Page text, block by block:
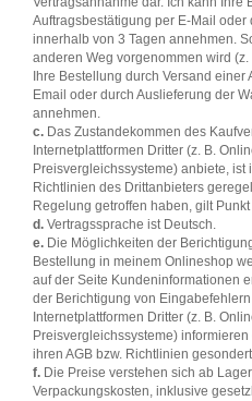
Auftragsbestätigung per E-Mail oder
innerhalb von 3 Tagen annehmen.
anderen Weg vorgenommen wird
Ihre Bestellung durch Versand
Email oder durch Auslieferung der
annehmen.
c. Das Zustandekommen des
Internetplattformen Dritter (z. B.
Preisvergleichssysteme) anbiete, ist
Richtlinien des Drittanbieters
Regelung getroffen haben, gilt Punkt
d. Vertragssprache ist Deutsch.
e. Die Möglichkeiten der
Bestellung in meinem Onlineshop
auf der Seite Kundeninformationen
der Berichtigung von
Internetplattformen Dritter (z. B.
Preisvergleichssysteme)
ihren AGB bzw. Richtlinien
f. Die Preise verstehen sich ab
Verpackungskosten, inklusive